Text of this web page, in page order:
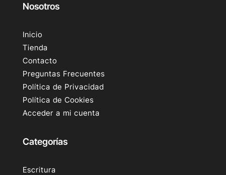
Nosotros
Inicio
Tienda
Contacto
Preguntas Frecuentes
Política de Privacidad
Política de Cookies
Acceder a mi cuenta
Categorías
Escritura